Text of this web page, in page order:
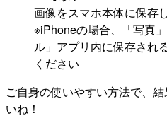
画像をスマホ本体に保存し
※iPhoneの場合、「写真
ル」アプリ内に保存され
ください
ご自身の使いやすい方法で、
いね！